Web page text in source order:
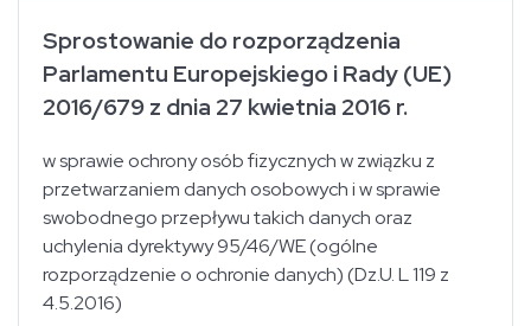
Sprostowanie do rozporządzenia
Parlamentu Europejskiego i Rady (UE)
2016/679 z dnia 27 kwietnia 2016 r.
w sprawie ochrony osób fizycznych w związku z
przetwarzaniem danych osobowych i w sprawie
swobodnego przepływu takich danych oraz
uchylenia dyrektywy 95/46/WE (ogólne
rozporządzenie o ochronie danych) (Dz.U. L 119 z
4.5.2016)